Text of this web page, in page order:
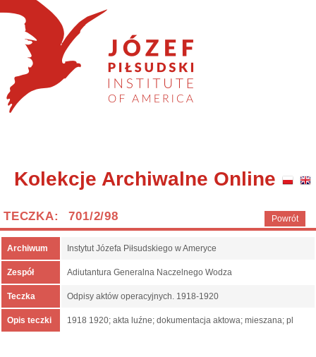
Kolekcje Archiwalne Online
Powrót
TECZKA: 701/2/98
Archiwum Instytut Józefa Piłsudskiego w Ameryce
Zespół Adiutantura Generalna Naczelnego Wodza
Teczka Odpisy aktów operacyjnych. 1918-1920
Opis teczki 1918 1920; akta luźne; dokumentacja aktowa; mieszana; pl